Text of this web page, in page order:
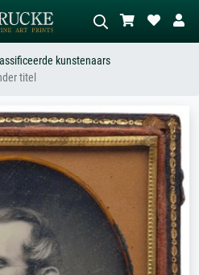
Beschrijf de scène – bijv. groene
weide, abstract met veel rood, donker
olieverfschilderij, staand naakt naast
kunstenaars
titel